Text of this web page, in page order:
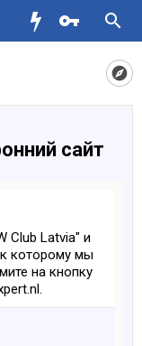
сайт
Club Latvia" и
к которому мы
на кнопку